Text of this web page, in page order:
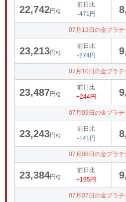
22,742円/g
前日比
-471円
07月13日の金プラチ
23,213円/g
前日比
-274円
07月10日の金プラチ
23,487円/g
前日比
+244円
07月09日の金プラチ
23,243円/g
前日比
-141円
07月08日の金プラチ
23,384円/g
前日比
+195円
07月07日の金プラチ